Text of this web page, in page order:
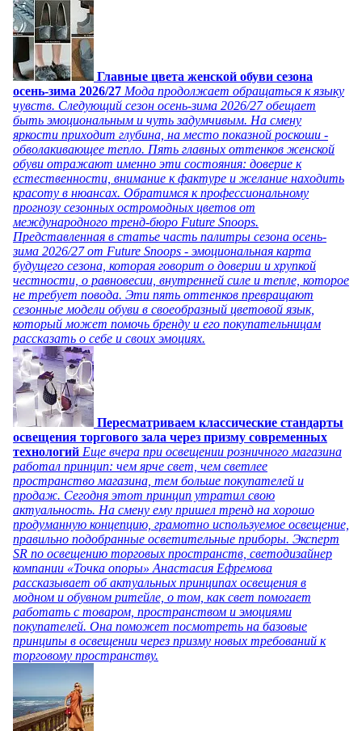
Главные цвета женской обуви сезона
осень-зима 2026/27 Мода продолжает обращаться к языку
чувств. Следующий сезон осень-зима 2026/27 обещает
быть эмоциональным и чуть задумчивым. На смену
яркости приходит глубина, на место показной роскоши -
обволакивающее тепло. Пять главных оттенков женской
обуви отражают именно эти состояния: доверие к
естественности, внимание к фактуре и желание находить
красоту в нюансах. Обратимся к профессиональному
прогнозу сезонных остромодных цветов от
международного тренд-бюро Future Snoops.
Представленная в статье часть палитры сезона осень-
зима 2026/27 от Future Snoops - эмоциональная карта
будущего сезона, которая говорит о доверии и хрупкой
честности, о равновесии, внутренней силе и тепле, которое
не требует повода. Эти пять оттенков превращают
сезонные модели обуви в своеобразный цветовой язык,
который может помочь бренду и его покупательницам
рассказать о себе и своих эмоциях.
Пересматриваем классические стандарты
освещения торгового зала через призму современных
технологий Еще вчера при освещении розничного магазина
работал принцип: чем ярче свет, чем светлее
пространство магазина, тем больше покупателей и
продаж. Сегодня этот принцип утратил свою
актуальность. На смену ему пришел тренд на хорошо
продуманную концепцию, грамотно используемое освещение,
правильно подобранные осветительные приборы. Эксперт
SR по освещению торговых пространств, светодизайнер
компании «Точка опоры» Анастасия Ефремова
рассказывает об актуальных принципах освещения в
модном и обувном ритейле, о том, как свет помогает
работать с товаром, пространством и эмоциями
покупателей. Она поможет посмотреть на базовые
принципы в освещении через призму новых требований к
торговому пространству.